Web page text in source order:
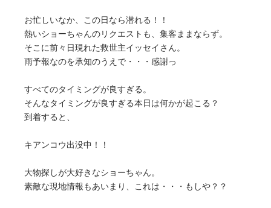
お忙しいなか、この日なら潜れる！！
熱いショーちゃんのリクエストも、集客ままならず。
そこに前々日現れた救世主イッセイさん。
雨予報なのを承知のうえで・・・感謝っ
すべてのタイミングが良すぎる。
そんなタイミングが良すぎる本日は何かが起こる？
到着すると、
キアンコウ出没中！！
大物探しが大好きなショーちゃん。
素敵な現地情報もあいまり、これは・・・もしや？？